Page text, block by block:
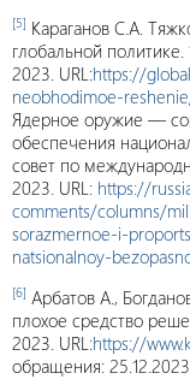
[5] Караганов С.А.
глобальной
2023. URL:https://
neobhodimoe-
Ядерное оружие —
обеспечения
совет по
2023. URL: https://
comments/columns/
sorazmernoe-i-
natsionalnoy-
[6] Арбатов А.,
плохое средство
2023. URL:https://
обращения: